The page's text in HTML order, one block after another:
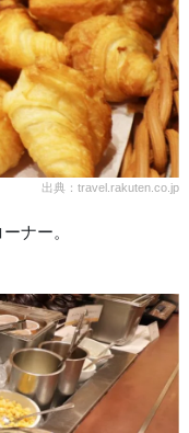
出典：travel.rakuten.co.jp
ナー。